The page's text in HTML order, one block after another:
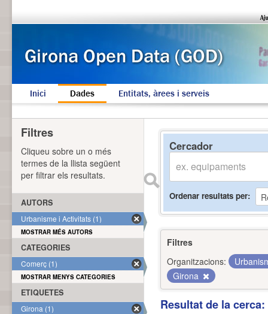
Inici Dades Entitats, àrees i serveis
Cercador
Ordenar resultats per
Filtres
Organitzacions:
Girona
Resultat de la
Filtres
Cliqueu sobre un o més
termes de la llista següent
per filtrar els resultats.
AUTORS
Urbanisme i Activitats (1)
MOSTRAR MÉS AUTORS
CATEGORIES
Comerç (1)
MOSTRAR MENYS CATEGORIES
ETIQUETES
Girona (1)